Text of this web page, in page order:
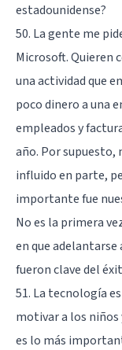
estadounidense?
50. La gente me
Microsoft. Quieren
una actividad que
poco dinero a una
empleados y
año. Por supuesto,
influido en parte,
importante fue
No es la primera
en que
fueron clave del
51. La tecnología
motivar a los
es lo más